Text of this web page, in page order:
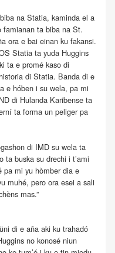
na Statia, kaminda el a
famianan ta biba na St.
ora e bai einan ku fakansi.
Statia ta yuda Huggins
ta e promé kaso di
di Statia. Banda di e
e hóben i su wela, pa mi
di Hulanda Karibense ta
ta forma un peliger pa
di IMD su wela ta
ta buska su drechi i t’ami
pa mi yu hòmber dia e
muhé, pero ora esei a sali
mas.”
di e aña aki ku trahadó
no konosé niun